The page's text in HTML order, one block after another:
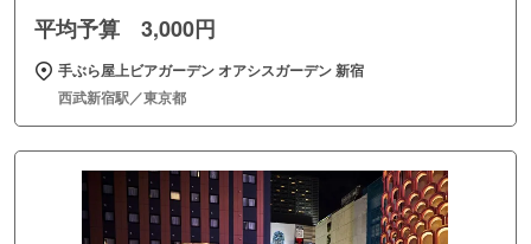
平均予算 3,000円
手ぶら屋上ビアガーデン オアシスガーデン 新宿
西武新宿駅／東京都